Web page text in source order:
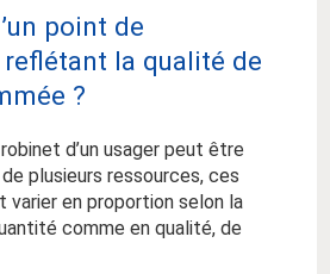
point de
la qualité de
?
robinet d’un usager peut être
plusieurs ressources, ces
varier en proportion selon la
comme en qualité, de